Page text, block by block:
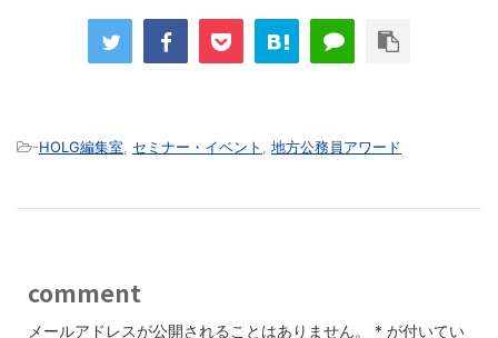
-HOLG編集室, セミナー・イベント , 地方公務員アワード
comment
メールアドレスが公開されることはありません。 * が付いてい